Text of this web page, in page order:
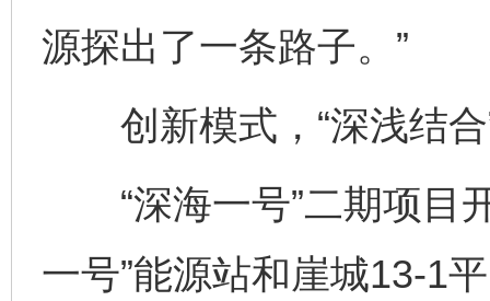
源探出了一条路子。”
创新模式，“深浅结合
“深海一号”二期项目
一号”能源站和崖城13-1